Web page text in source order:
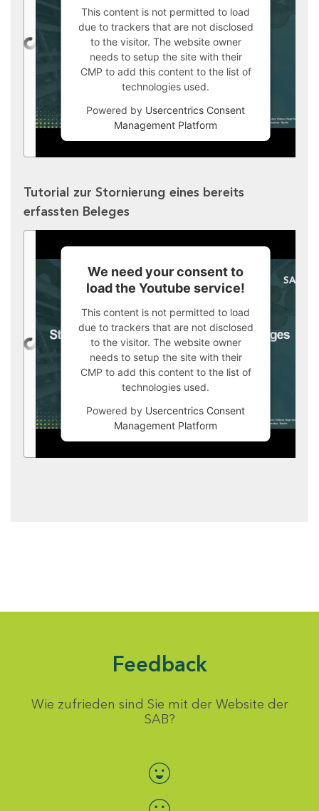
This content is not permitted to load
due to trackers that are not disclosed
to the visitor. The website owner
needs to setup the site with their
CMP to add this content to the list of
technologies used.
Powered by Usercentrics Consent
Management Platform
Tutorial zur Stornierung eines bereits
erfassten Beleges
We need your consent to
load the Youtube service!
This content is not permitted to load
due to trackers that are not disclosed
to the visitor. The website owner
needs to setup the site with their
CMP to add this content to the list of
technologies used.
Powered by Usercentrics Consent
Management Platform
Feedback
Wie zufrieden sind Sie mit der Website der
SAB?
Bewertung auswählen